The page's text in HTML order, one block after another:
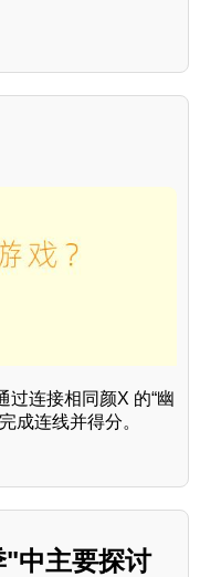
过连接相同颜X 的“幽
成连线并得分。
中主要探讨